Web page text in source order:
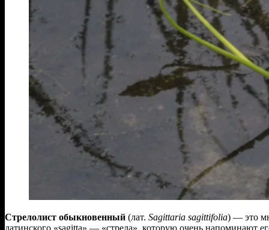
Стрелолист обыкновенный (лат. Sagittaria sagittifolia) — это
латинского «sagitta» — «стрела», которую очень напоминают